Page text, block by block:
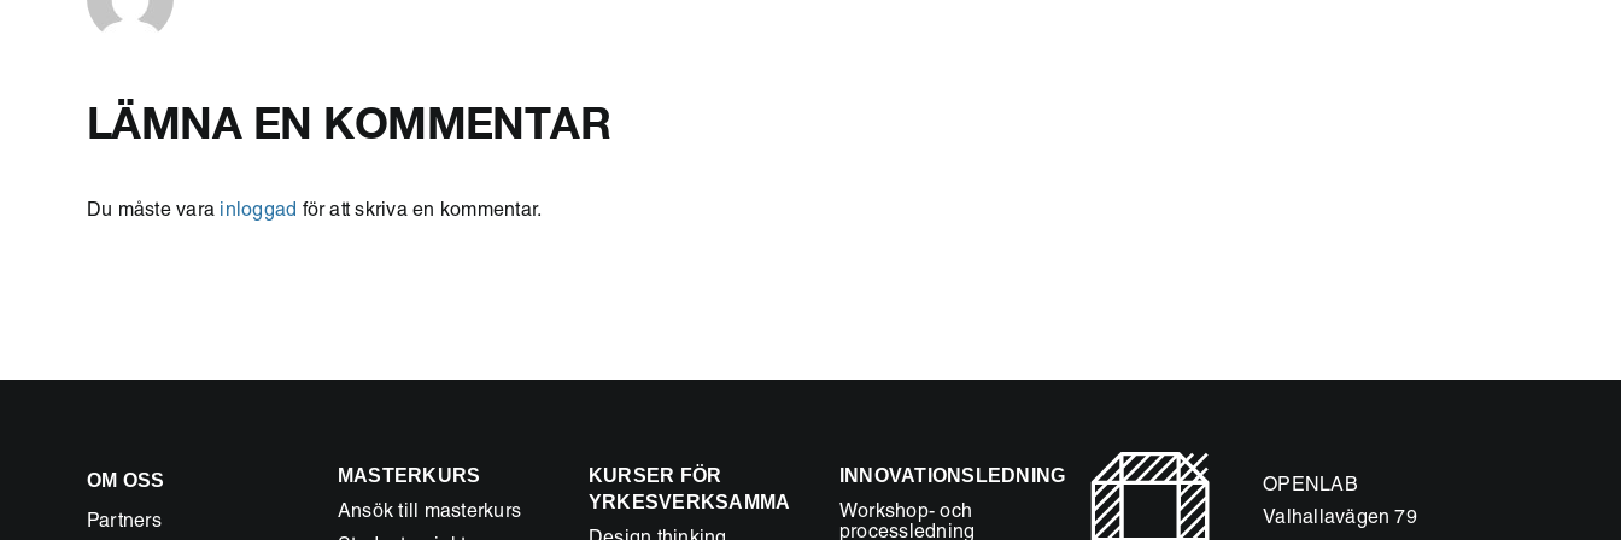
LÄMNA EN KOMMENTAR
Du måste vara inloggad för att skriva en kommentar.
OM OSS
Partners
MASTERKURS
Ansök till masterkurs
KURSER FÖR
YRKESVERKSAMMA
INNOVATIONSLEDNING
Workshop- och
processledning
OPENLAB
Valhallavägen 79